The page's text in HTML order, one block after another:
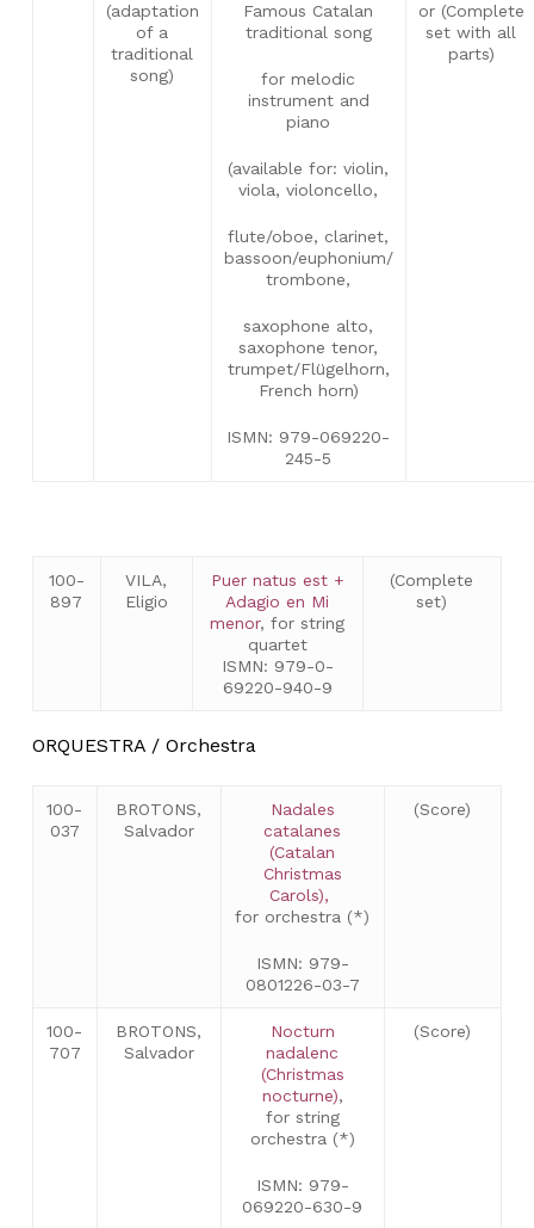
(adaptation
of a
traditional
song)
Famous Catalan
traditional song
for melodic
instrument and
piano
(available for: violin,
viola, violoncello,
flute/oboe, clarinet,
bassoon/euphonium/
trombone,
saxophone alto,
saxophone tenor,
trumpet/Flügelhorn,
French horn)
ISMN: 979-069220-
245-5
or (Complete
set with all
parts)
100-
897
VILA,
Eligio
Puer natus est +
Adagio en Mi
menor, for string
quartet
ISMN: 979-0-
69220-940-9
(Complete
set)
ORQUESTRA / Orchestra
100-
037
BROTONS,
Salvador
Nadales
catalanes
(Catalan
Christmas
Carols),
for orchestra (*)
ISMN: 979-
0801226-03-7
(Score)
100-
707
BROTONS,
Salvador
Nocturn
nadalenc
(Christmas
nocturne),
for string
orchestra (*)
ISMN: 979-
069220-630-9
(Score)